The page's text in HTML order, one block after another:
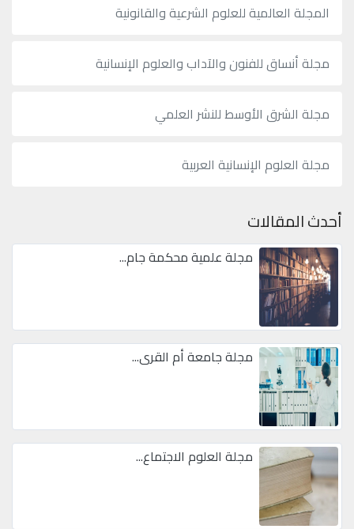
المجلة العالمية للعلوم الشرعية والقانونية
مجلة أنساق للفنون والآداب والعلوم الإنسانية
مجلة الشرق الأوسط للنشر العلمي
مجلة العلوم الإنسانية العربية
أحدث المقالات
مجلة علمية محكمة جام...
مجلة جامعة أم القرى...
مجلة العلوم الاجتماع...